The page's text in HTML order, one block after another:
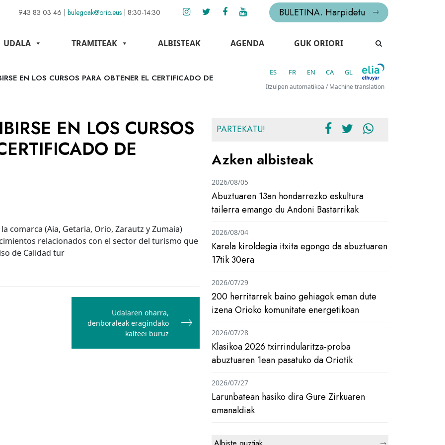
943 83 03 46 | bulegoak@orio.eus | 8:30-14:30 BULETINA. Harpidetu
UDALA TRAMITEAK ALBISTEAK AGENDA GUK ORIORI
EN LOS CURSOS PARA OBTENER EL CERTIFICADO DE
ES FR EN CA GL
Itzulpen automatikoa / Machine translation
EN LOS CURSOS
DE
comarca (Aia, Getaria, Orio, Zarautz y Zumaia)
relacionados con el sector del turismo que
de Calidad tur
Udalaren oharra,
denboraleak eragindako
kalteei buruz
PARTEKATU!
Azken albisteak
Abuztuaren 13an hondarrezko eskultura
tailerra emango du Andoni Bastarrikak
2026/08/05
Karela kiroldegia itxita egongo da abuztuaren
17tik 30era
2026/08/04
200 herritarrek baino gehiagok eman dute
izena Orioko komunitate energetikoan
2026/07/29
Klasikoa 2026 txirrindularitza-proba
abuztuaren 1ean pasatuko da Oriotik
2026/07/28
Larunbatean hasiko dira Gure Zirkuaren
emanaldiak
2026/07/27